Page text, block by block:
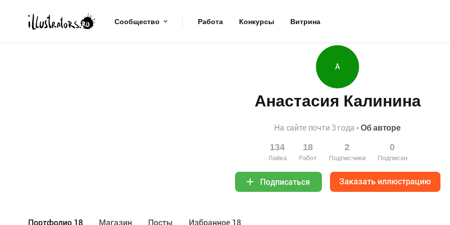
Сообщество Работа Конкурсы Витрина
А
Анастасия Калинина
На сайте почти 3 года Об авторе
134
Лайка
18
Работ
2
Подписчики
0
Подписан
Подписаться Заказать иллюстрацию
Портфолио 18 Maгазин Посты Избранное 18